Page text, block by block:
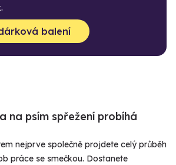
balení
na psím spřežení probíhá
nejprve společně projdete celý průběh
práce se smečkou. Dostanete